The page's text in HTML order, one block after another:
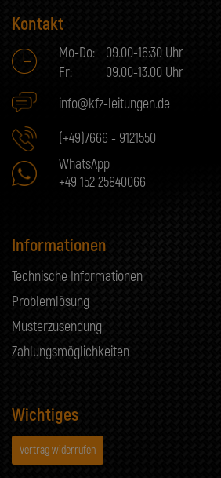
Kontakt
Mo-Do:
09.00-16:30 Uhr
Fr:
09.00-13.00 Uhr
info@kfz-leitungen.de
(+49)7666 - 9121550
WhatsApp
+49 152 25840066
Informationen
Technische Informationen
Problemlösung
Musterzusendung
Zahlungsmöglichkeiten
Wichtiges
Vertrag widerrufen